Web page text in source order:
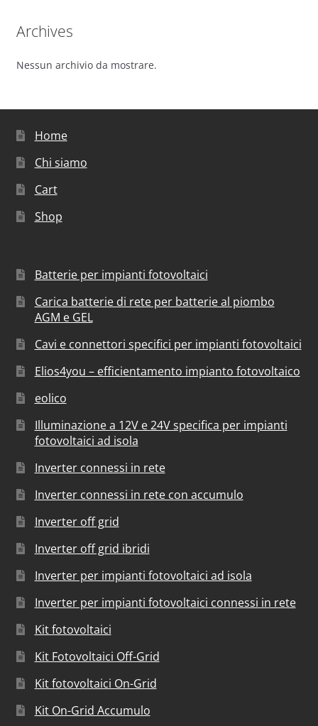
Archives
Nessun archivio da mostrare.
Home
Chi siamo
Cart
Shop
Batterie per impianti fotovoltaici
Carica batterie di rete per batterie al piombo
AGM e GEL
Cavi e connettori specifici per impianti fotovoltaici
Elios4you – efficientamento impianto fotovoltaico
eolico
Illuminazione a 12V e 24V specifica per impianti
fotovoltaici ad isola
Inverter connessi in rete
Inverter connessi in rete con accumulo
Inverter off grid
Inverter off grid ibridi
Inverter per impianti fotovoltaici ad isola
Inverter per impianti fotovoltaici connessi in rete
Kit fotovoltaici
Kit Fotovoltaici Off-Grid
Kit fotovoltaici On-Grid
Kit On-Grid Accumulo